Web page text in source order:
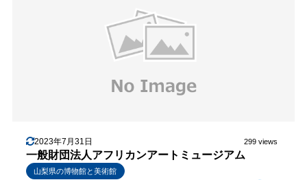
2023年7月31日 299 views
一般財団法人アフリカンアートミュージアム
山梨県の博物館と美術館